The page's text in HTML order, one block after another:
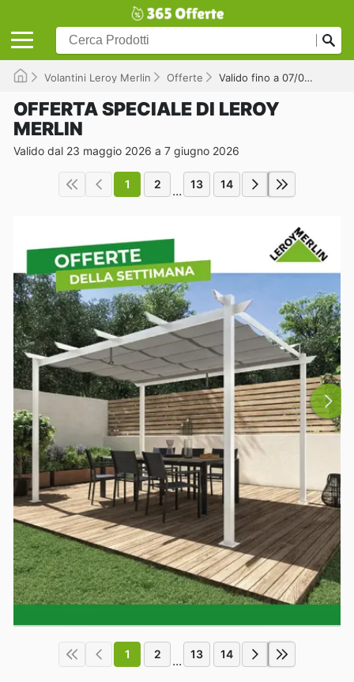
Volantini Leroy Merlin Offerte Valido fino a 07/06/2026
OFFERTA SPECIALE DI LEROY
MERLIN
Valido dal 23 maggio 2026 a 7 giugno 2026
1 2 ... 13 14
1 2 ... 13 14